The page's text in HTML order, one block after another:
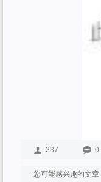
237 0
您可能感兴趣的文章